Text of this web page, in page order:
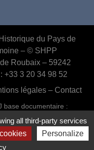
du Pays de
– © SHPP
Roubaix – 59242
+33 3 20 34 98 52
légales – Contact
base documentaire :
:Web20MIP.fr
all third-party services
Personalize